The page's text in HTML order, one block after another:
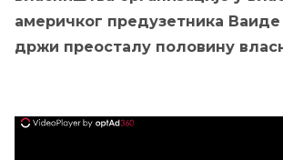
америчког предузетника
држи преосталу половину